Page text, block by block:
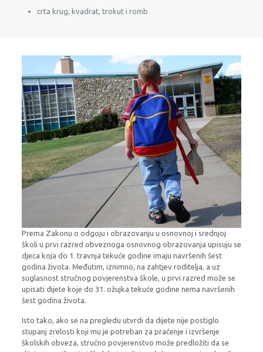
crta krug, kvadrat, trokut i romb
Prema Zakonu o odgoju i obrazovanju u osnovnoj i srednjoj
školi u prvi razred obveznoga osnovnog obrazovanja upisuju se
djeca koja do 1. travnja tekuće godine imaju navršenih šest
godina života. Međutim, iznimno, na zahtjev roditelja, a uz
suglasnost stručnog povjerenstva škole, u prvi razred može se
upisati dijete koje do 31. ožujka tekuće godine nema navršenih
šest godina života.
Isto tako, ako se na pregledu utvrdi da dijete nije postiglo
stupanj zrelosti koji mu je potreban za praćenje i izvršenje
školskih obveza, stručno povjerenstvo može predložiti da se